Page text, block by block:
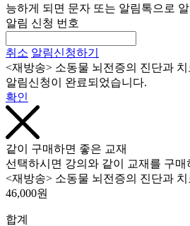
능하게 되면 문자 또는 알림톡으로
알림 신청 번호
취소 알림신청하기
<재방송> 소동물 뇌전증의 진단과 치
알림신청이 완료되었습니다.
확인
같이 구매하면 좋은 교재
선택하시면 강의와 같이 교재를 구매
<재방송> 소동물 뇌전증의 진단과 치
46,000원
합계